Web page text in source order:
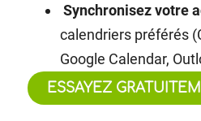
Synchronisez votre
calendriers préférés
Google Calendar,
ESSAYEZ